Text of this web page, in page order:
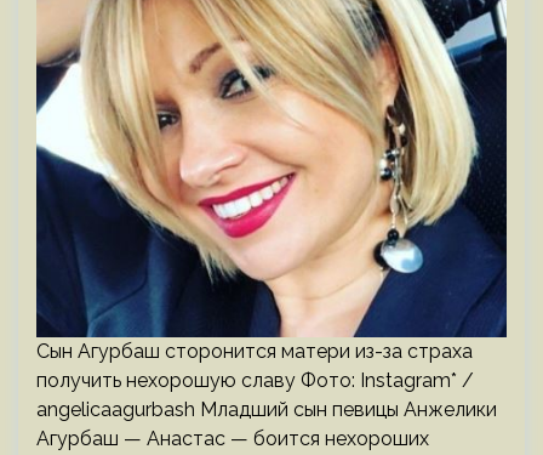
Сын Агурбаш сторонится матери из-за страха
получить нехорошую славу Фото: Instagram* /
angelicaagurbash Младший сын певицы Анжелики
Агурбаш — Анастас — боится нехороших